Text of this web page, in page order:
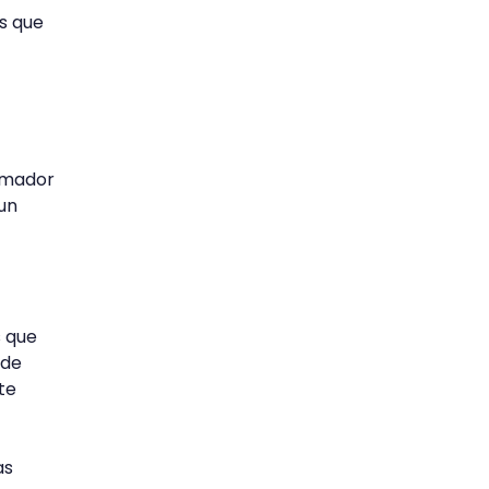
que
que